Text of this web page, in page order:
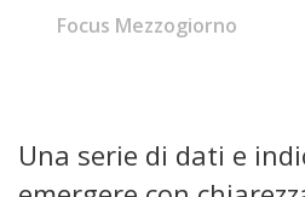
Focus Mezzogiorno
Una serie di dati e